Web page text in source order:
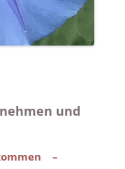
und
–